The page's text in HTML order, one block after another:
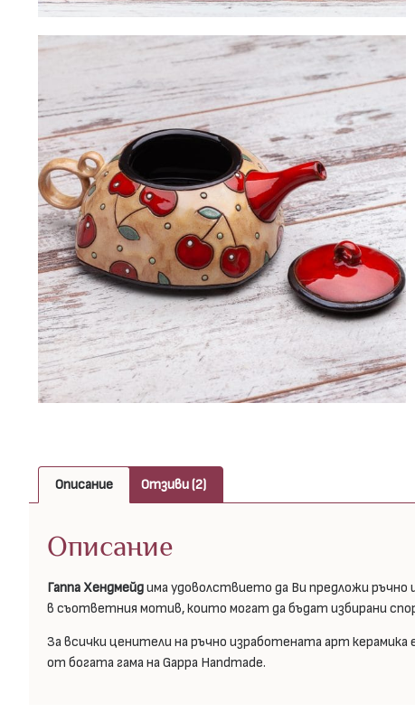
Описание Отзиви (2)
Описание
Гаппа Хендмейд има удоволствието да Ви предложи
в съответния мотив, които могат да бъдат избирани
За всички ценители на ръчно изработената арт
от богата гама на Gappa Handmade.